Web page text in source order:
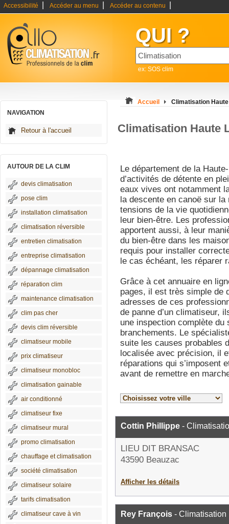
Accessibilité Accéder au menu Accéder au contenu
QUI ?
ex: SOS clim
NAVIGATION
Retour à l'accueil
AUTOUR DE LA CLIM
devis climatisation
pose clim
installation climatisation
climatisation réversible
entretien climatisation
entreprise climatisation
dépannage climatisation
réparation clim
maintenance climatisation
clim pas cher
devis clim réversible
climatiseur mobile
prix climatiseur
climatiseur monobloc
climatisation gainable
air conditionné
climatiseur fixe
climatiseur mural
promo climatisation
chauffage et climatisation
société climatisation
climatiseur solaire
tarifs climatisation
climatiseur cave à vin
Accueil Climatisation
Climatisation Haute
Le département de la
d’activités de détente en
eaux vives ont notamment
la descente en canoë sur
tensions de la vie
leur bien-être. Les
apportent aussi, à leur
du bien-être dans les
requis pour installer
le cas échéant, les réparer
Grâce à cet annuaire en
pages, il est très simple de
adresses de ces
de panne d’un climatiseur,
une inspection complète
branchements. Le
suite les causes probables
localisée avec précision, il
réparations qui s’imposent
avant de remettre en
Cottin Phillippe -
LIEU DIT BRANSAC
43590 Beauzac
Afficher les détails
Rey François - Climatisation